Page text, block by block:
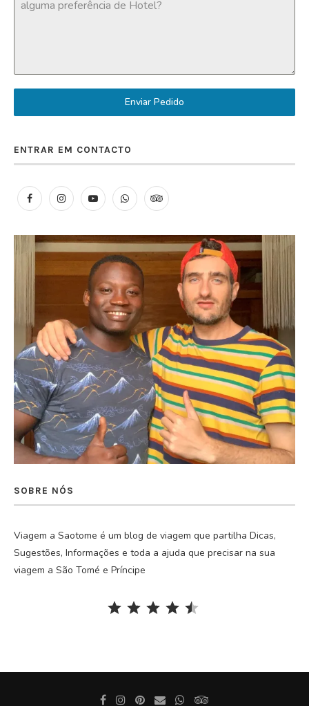
Enviar Pedido
ENTRAR EM CONTACTO
SOBRE NÓS
Viagem a Saotome é um blog de viagem que partilha Dicas,
Sugestões, Informações e toda a ajuda que precisar na sua
viagem a São Tomé e Príncipe